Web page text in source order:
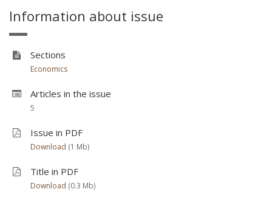
Information about issue
Sections
Economics
Articles in the issue
5
Issue in PDF
Download (1 Мb)
Title in PDF
Download (0.3 Мb)